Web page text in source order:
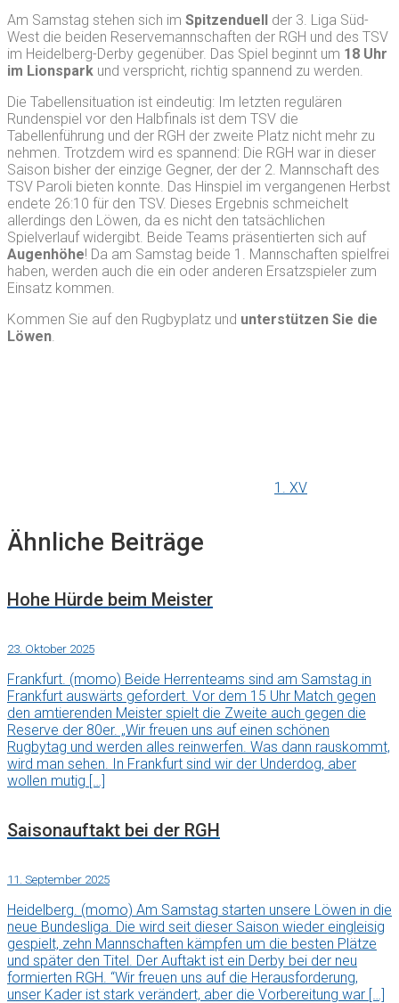
Am Samstag stehen sich im Spitzenduell der 3. Liga Süd-
West die beiden Reservemannschaften der RGH und des TSV
im Heidelberg-Derby gegenüber. Das Spiel beginnt um 18 Uhr
im Lionspark und verspricht, richtig spannend zu werden.
Die Tabellensituation ist eindeutig: Im letzten regulären
Rundenspiel vor den Halbfinals ist dem TSV die
Tabellenführung und der RGH der zweite Platz nicht mehr zu
nehmen. Trotzdem wird es spannend: Die RGH war in dieser
Saison bisher der einzige Gegner, der der 2. Mannschaft des
TSV Paroli bieten konnte. Das Hinspiel im vergangenen Herbst
endete 26:10 für den TSV. Dieses Ergebnis schmeichelt
allerdings den Löwen, da es nicht den tatsächlichen
Spielverlauf widergibt. Beide Teams präsentierten sich auf
Augenhöhe! Da am Samstag beide 1. Mannschaften spielfrei
haben, werden auch die ein oder anderen Ersatzspieler zum
Einsatz kommen.
Kommen Sie auf den Rugbyplatz und unterstützen Sie die
Löwen
1. XV
Ähnliche Beiträge
Hohe Hürde beim Meister
23. Oktober 2025
Frankfurt. (momo) Beide Herrenteams sind am Samstag in
Frankfurt auswärts gefordert. Vor dem 15 Uhr Match gegen
den amtierenden Meister spielt die Zweite auch gegen die
Reserve der 80er. „Wir freuen uns auf einen schönen
Rugbytag und werden alles reinwerfen. Was dann rauskommt,
wird man sehen. In Frankfurt sind wir der Underdog, aber
wollen mutig […]
Saisonauftakt bei der RGH
11. September 2025
Heidelberg. (momo) Am Samstag starten unsere Löwen in die
neue Bundesliga. Die wird seit dieser Saison wieder eingleisig
gespielt, zehn Mannschaften kämpfen um die besten Plätze
und später den Titel. Der Auftakt ist ein Derby bei der neu
formierten RGH. “Wir freuen uns auf die Herausforderung,
unser Kader ist stark verändert, aber die Vorbereitung war […]